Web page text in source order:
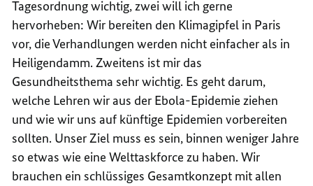
Tagesordnung wichtig, zwei will ich gerne
hervorheben: Wir bereiten den Klimagipfel in Paris
vor, die Verhandlungen werden nicht einfacher als in
Heiligendamm. Zweitens ist mir das
Gesundheitsthema sehr wichtig. Es geht darum,
welche Lehren wir aus der Ebola-Epidemie ziehen
und wie wir uns auf künftige Epidemien vorbereiten
sollten. Unser Ziel muss es sein, binnen weniger Jahre
so etwas wie eine Welttaskforce zu haben. Wir
brauchen ein schlüssiges Gesamtkonzept mit allen